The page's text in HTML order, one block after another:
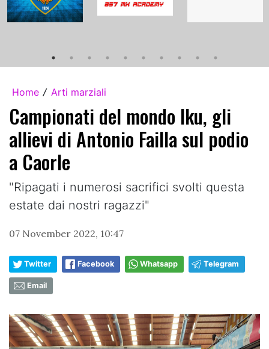
Home / Arti marziali
Campionati del mondo Iku, gli
allievi di Antonio Failla sul podio
a Caorle
"Ripagati i numerosi sacrifici svolti questa
estate dai nostri ragazzi"
07 November 2022, 10:47
Twitter Facebook Whatsapp Telegram
Email